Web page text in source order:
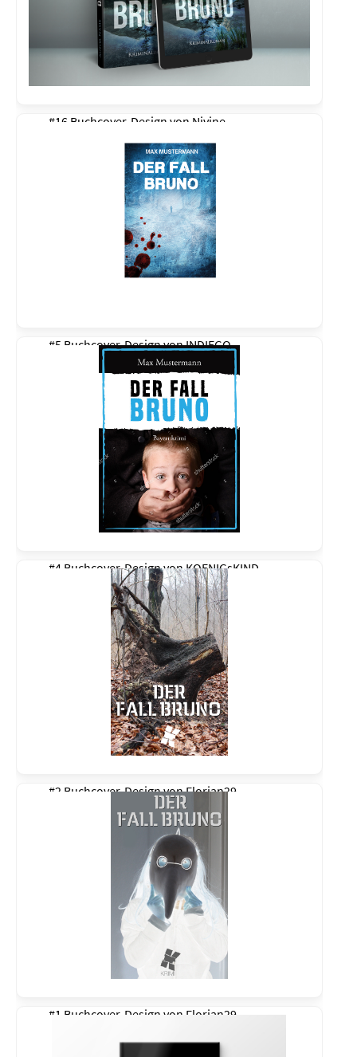
#16 Buchcover-Design von Nivine
#5 Buchcover-Design vonINDIEGO
#4 Buchcover-Design vonKOENIGsKIND
#2 Buchcover-Design vonFlorian29
#1 Buchcover-Design von Florian29